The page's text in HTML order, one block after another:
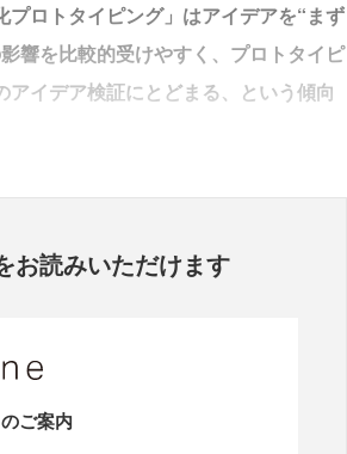
プロトタイピング」はアイデアを“まず
響を比較的受けやすく、プロトタイピ
イデア検証にとどまる、という傾向
お読みいただけます
のご案内